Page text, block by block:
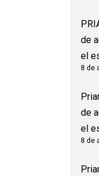
de
el
8 de
de
el
8 de